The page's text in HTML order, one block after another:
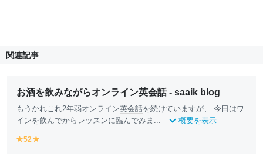
関連記事
お酒を飲みながらオンライン英会話 - saaik blog
もうかれこれ2年弱オンライン英会話を続けていますが、 今日はワ
インを飲んでからレッスンに臨んでみま...
概要を表示
y
52